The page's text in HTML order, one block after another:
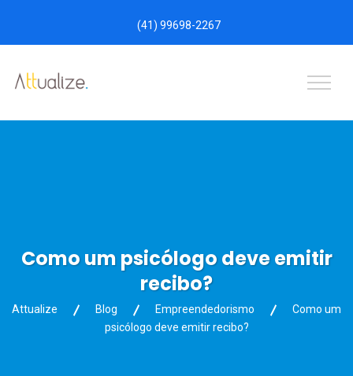
(41) 99698-2267
Como um psicólogo deve emitir
recibo?
Attualize Blog Empreendedorismo
Como um
psicólogo deve emitir recibo?